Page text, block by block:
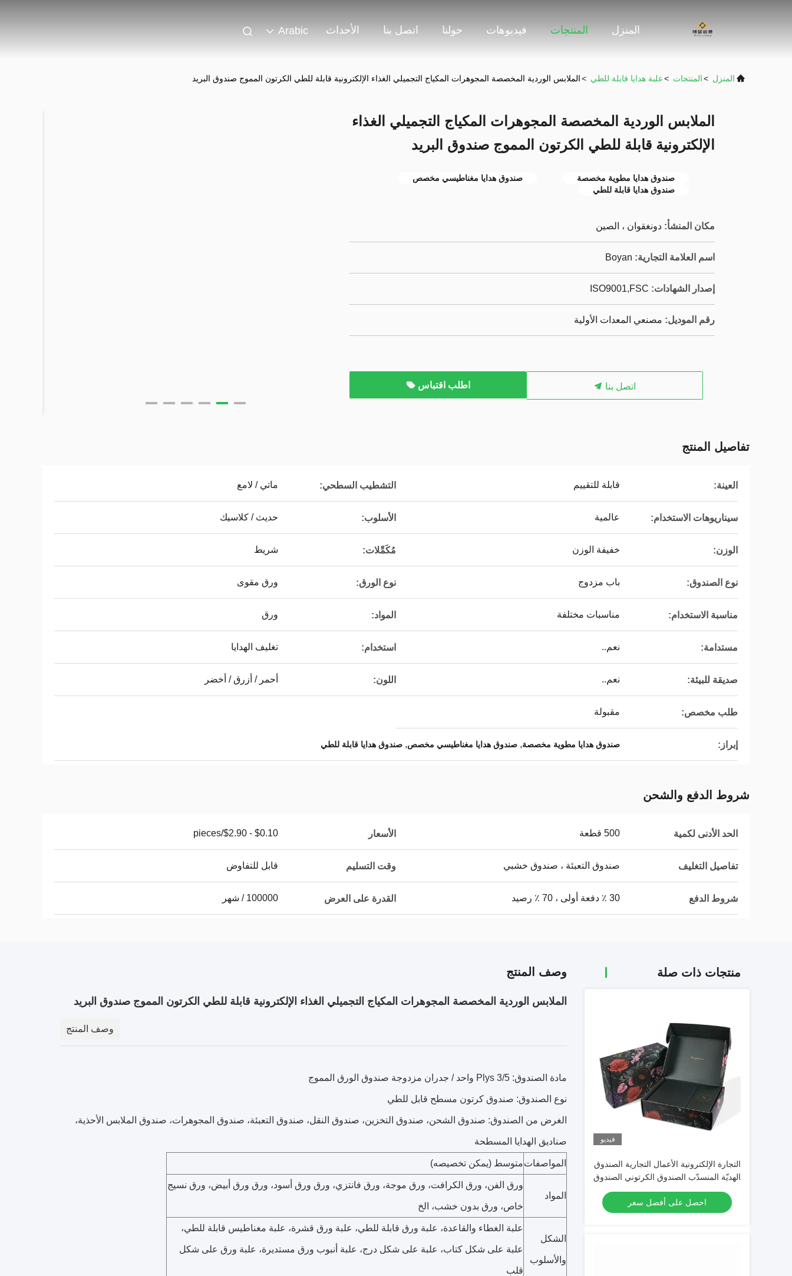
المنزل المنتجات فيديوهات حولنا اتصل بنا الأحداث Arabic
المنزل >المنتجات >علبة هدايا قابلة للطي >الملابس الوردية المخصصة المجوهرات المكياج التجميلي الغذاء الإلكترونية قابلة للطي الكرتون المموج صندوق البريد
الملابس الوردية المخصصة المجوهرات المكياج التجميلي الغذاء
الإلكترونية قابلة للطي الكرتون المموج صندوق البريد
صندوق هدايا مطوية مخصصة
صندوق هدايا مغناطيسي مخصص
صندوق هدايا قابلة للطي
مكان المنشأ: دونغقوان ، الصين
اسم العلامة التجارية: Boyan
إصدار الشهادات: ISO9001,‌FSC
رقم الموديل: مصنعي المعدات الأولية
اتصل بنا اطلب اقتباس
تفاصيل المنتج
العينة: قابلة للتقييم التشطيب السطحي: ماتي / لامع
سيناريوهات الاستخدام: عالمية الأسلوب: حديث / كلاسيك
الوزن: خفيفة الوزن مُكَمِّلات: شريط
نوع الصندوق: باب مزدوج نوع الورق: ورق مقوى
مناسبة الاستخدام: مناسبات مختلفة المواد: ورق
مستدامة: نعم.. استخدام: تغليف الهدايا
صديقة للبيئة: نعم.. اللون: أحمر / أزرق / أخضر
طلب مخصص: مقبولة
إبراز: صندوق هدايا مطوية مخصصة, صندوق هدايا مغناطيسي مخصص, صندوق هدايا قابلة للطي
شروط الدفع والشحن
الحد الأدنى لكمية 500 قطعة الأسعار $0.10 - $2.90/pieces
تفاصيل التغليف صندوق التعبئة ، صندوق خشبي وقت التسليم قابل للتفاوض
شروط الدفع 30 ٪ دفعة أولى ، 70 ٪ رصيد القدرة على العرض 100000 / شهر
منتجات ذات صلة
فيديو
التجارة الإلكترونية الأعمال التجارية الصندوق
الهديّة المنسدّب الصندوق الكرتوني الصندوق
الكرتوني المموجات أجهزة البريد الورقي
الصلب
احصل على أفضل سعر
وصف المنتج
الملابس الوردية المخصصة المجوهرات المكياج التجميلي الغذاء الإلكترونية قابلة للطي الكرتون المموج صندوق البريد
وصف المنتج
مادة الصندوق: 3/5 Plys واحد / جدران مزدوجة صندوق الورق المموج
نوع الصندوق: صندوق كرتون مسطح قابل للطي
الغرض من الصندوق: صندوق الشحن، صندوق التخزين، صندوق النقل، صندوق التعبئة، صندوق المجوهرات، صندوق الملابس الأحذية،
صناديق الهدايا المسطحة
المواصفاتمتوسط (يمكن تخصيصه)
المواد
ورق الفن، ورق الكرافت، ورق موجة، ورق فانتزي، ورق ورق أسود، ورق ورق أبيض، ورق نسيج
خاص، ورق بدون خشب، الخ
الشكل
والأسلوب
علبة الغطاء والقاعدة، علبة ورق قابلة للطي، علبة ورق قشرة، علبة مغناطيس قابلة للطي،
علبة على شكل كتاب، علبة على شكل درج، علبة أنبوب ورق مستديرة، علبة ورق على شكل
قلب